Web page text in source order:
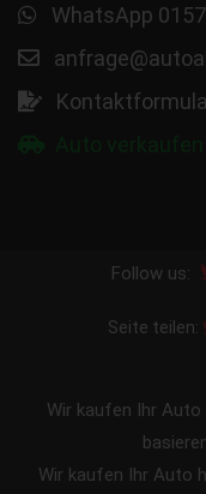
WhatsApp
Follow us:
Seite teilen:
Wir kaufen Ihr Auto
Wir kaufen Ihr Auto